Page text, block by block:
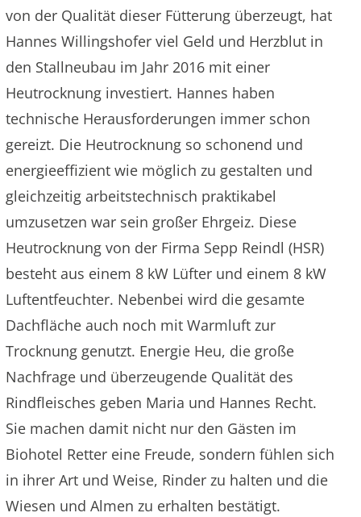
von der Qualität dieser Fütterung überzeugt, hat
Hannes Willingshofer viel Geld und Herzblut in
den Stallneubau im Jahr 2016 mit einer
Heutrocknung investiert. Hannes haben
technische Herausforderungen immer schon
gereizt. Die Heutrocknung so schonend und
energieeffizient wie möglich zu gestalten und
gleichzeitig arbeitstechnisch praktikabel
umzusetzen war sein großer Ehrgeiz. Diese
Heutrocknung von der Firma Sepp Reindl (HSR)
besteht aus einem 8 kW Lüfter und einem 8 kW
Luftentfeuchter. Nebenbei wird die gesamte
Dachfläche auch noch mit Warmluft zur
Trocknung genutzt. Energie Heu, die große
Nachfrage und überzeugende Qualität des
Rindfleisches geben Maria und Hannes Recht.
Sie machen damit nicht nur den Gästen im
Biohotel Retter eine Freude, sondern fühlen sich
in ihrer Art und Weise, Rinder zu halten und die
Wiesen und Almen zu erhalten bestätigt.